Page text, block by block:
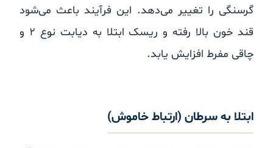
گرسنگی را تغییر می‌دهد. این فرآیند باعث می‌شود
قند خون بالا رفته و ریسک ابتلا به دیابت نوع ۲ و
چاقی مفرط افزایش یابد.
ابتلا به سرطان (ارتباط خاموش)